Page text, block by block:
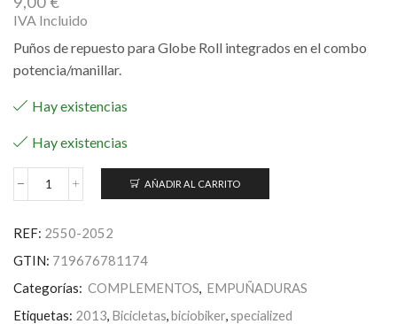
IVA Incluido
Puños de repuesto para Globe Roll integrados en el combo
potencia/manillar.
Hay existencias
Hay existencias
Globe
cantidad
AÑADIR AL CARRITO
REF: 2550-2052
GTIN: 719676781174
Categorías: COMPLEMENTOS, EMPUÑADURAS
Etiquetas: 2013, Bicicletas,biciobiker,specialized